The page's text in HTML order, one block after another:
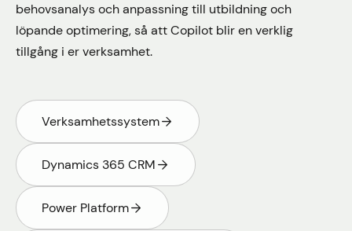
behovsanalys och anpassning till utbildning och
löpande optimering, så att Copilot blir en verklig
tillgång i er verksamhet.
Verksamhetssystem
Dynamics 365 CRM
Power Platform